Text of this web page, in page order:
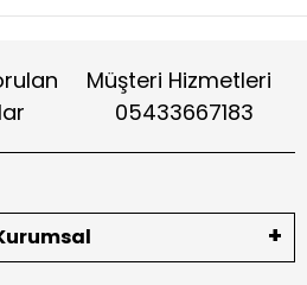
Müşteri Hizmetleri
05433667183